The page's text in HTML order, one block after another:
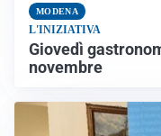
MODENA
L'INIZIATIVA
Giovedì
novembre